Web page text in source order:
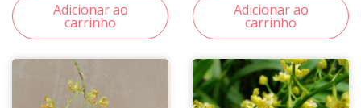
Adicionar ao
carrinho
Adicionar ao
carrinho